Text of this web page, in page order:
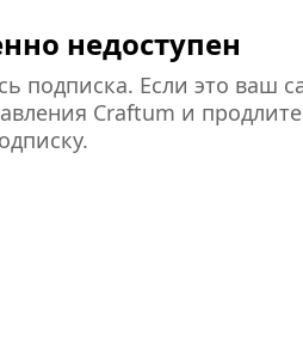
недоступен
подписка. Если это ваш
Craftum и продлите